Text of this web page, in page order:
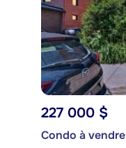
227 000 $
Condo à vendre